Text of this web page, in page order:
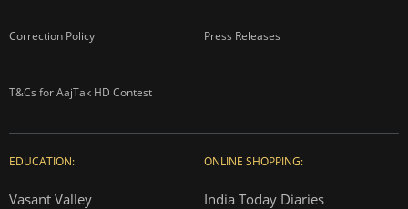
Correction Policy Press Releases
T&Cs for AajTak HD Contest
EDUCATION:
Vasant Valley
ONLINE SHOPPING:
India Today Diaries